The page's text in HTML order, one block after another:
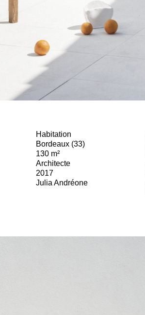
Habitation
Bordeaux (33)
130 m²
Architecte
2017
Julia Andréone